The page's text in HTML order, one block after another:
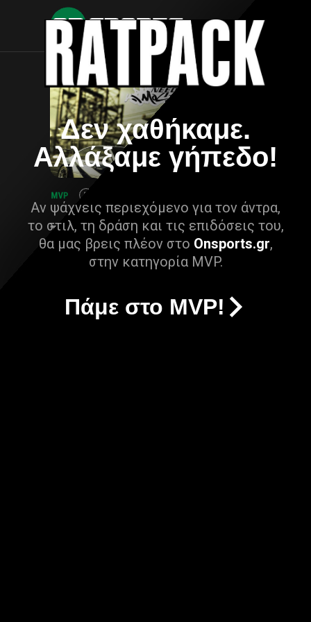
Δεν χαθήκαμε.
Αλλάξαμε γήπεδο!
Αν ψάχνεις περιεχόμενο για τον άντρα,
το στιλ, τη δράση και τις επιδόσεις του,
θα μας βρεις πλέον στο Onsports.gr,
στην κατηγορία MVP.
Πάμε στο MVP!